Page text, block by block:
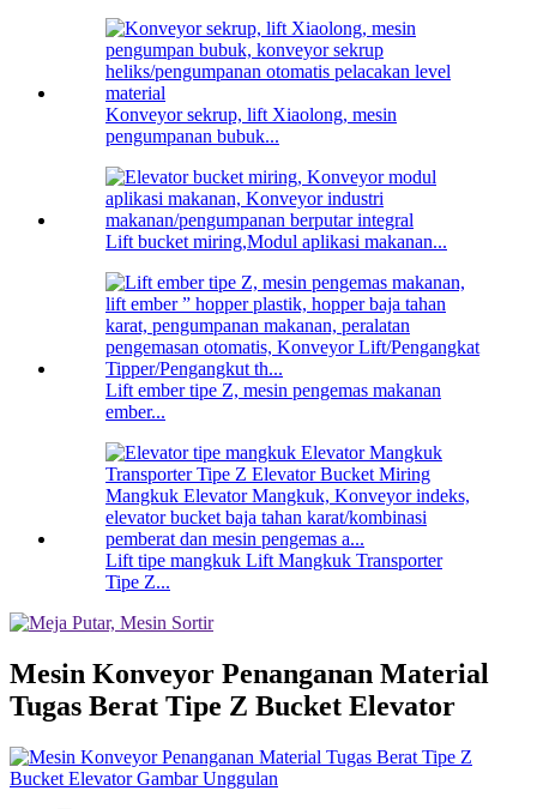
Konveyor sekrup, lift Xiaolong, mesin
pengumpanan bubuk...
Lift bucket miring,Modul aplikasi makanan...
Lift ember tipe Z, mesin pengemas makanan
ember...
Lift tipe mangkuk Lift Mangkuk Transporter
Tipe Z...
Mesin Konveyor Penanganan Material
Tugas Berat Tipe Z Bucket Elevator